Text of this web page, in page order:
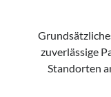
zuverlässige
Standorten